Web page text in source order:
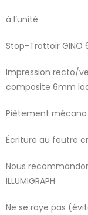
à l’unité
Stop-Trottoir GINO
Impression recto/
composite 6mm
Piètement mécano
Écriture au feutre
Nous
ILLUMIGRAPH
Ne se raye pas